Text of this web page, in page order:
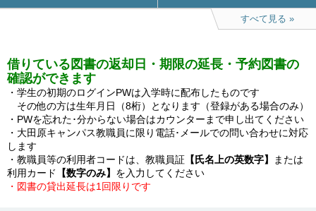
すべて見る
借りている図書の返却日・期限の延長・予約図書の
確認ができます
・学生の初期のログインPWは入学時に配布したものです
その他の方は生年月日（8桁）となります（登録がある場合のみ）
・PWを忘れた･分からない場合はカウンターまで申し出てください
・大田原キャンパス教職員に限り電話･メールでの問い合わせに対応
します
・教職員等の利用者コードは、教職員証 【氏名上の英数字】
または
利用カード
【数字のみ】
・図書の貸出延長は1回限りです